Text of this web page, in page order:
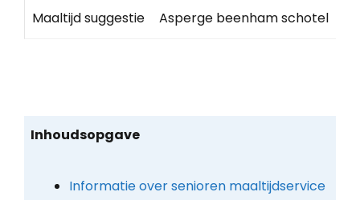
Maaltijd suggestie Asperge beenham schotel
Inhoudsopgave
Informatie over senioren maaltijdservice